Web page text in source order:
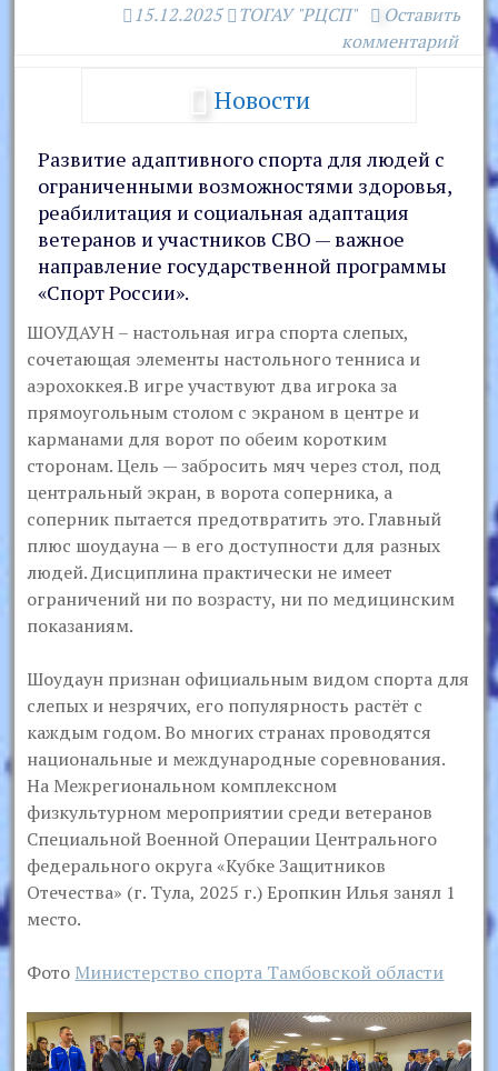
15.12.2025 ТОГАУ "РЦСП"
Оставить
комментарий
Новости
Развитие адаптивного спорта для людей с
ограниченными возможностями здоровья,
реабилитация и социальная адаптация
ветеранов и участников СВО — важное
направление государственной программы
«Спорт России».
ШОУДАУН – настольная игра спорта слепых,
сочетающая элементы настольного тенниса и
аэрохоккея.В игре участвуют два игрока за
прямоугольным столом с экраном в центре и
карманами для ворот по обеим коротким
сторонам. Цель — забросить мяч через стол, под
центральный экран, в ворота соперника, а
соперник пытается предотвратить это. Главный
плюс шоудауна — в его доступности для разных
людей. Дисциплина практически не имеет
ограничений ни по возрасту, ни по медицинским
показаниям.
Шоудаун признан официальным видом спорта для
слепых и незрячих, его популярность растёт с
каждым годом. Во многих странах проводятся
национальные и международные соревнования.
На Межрегиональном комплексном
физкультурном мероприятии среди ветеранов
Специальной Военной Операции Центрального
федерального округа «Кубке Защитников
Отечества» (г. Тула, 2025 г.) Еропкин Илья занял 1
место.
Фото Министерство спорта Тамбовской области